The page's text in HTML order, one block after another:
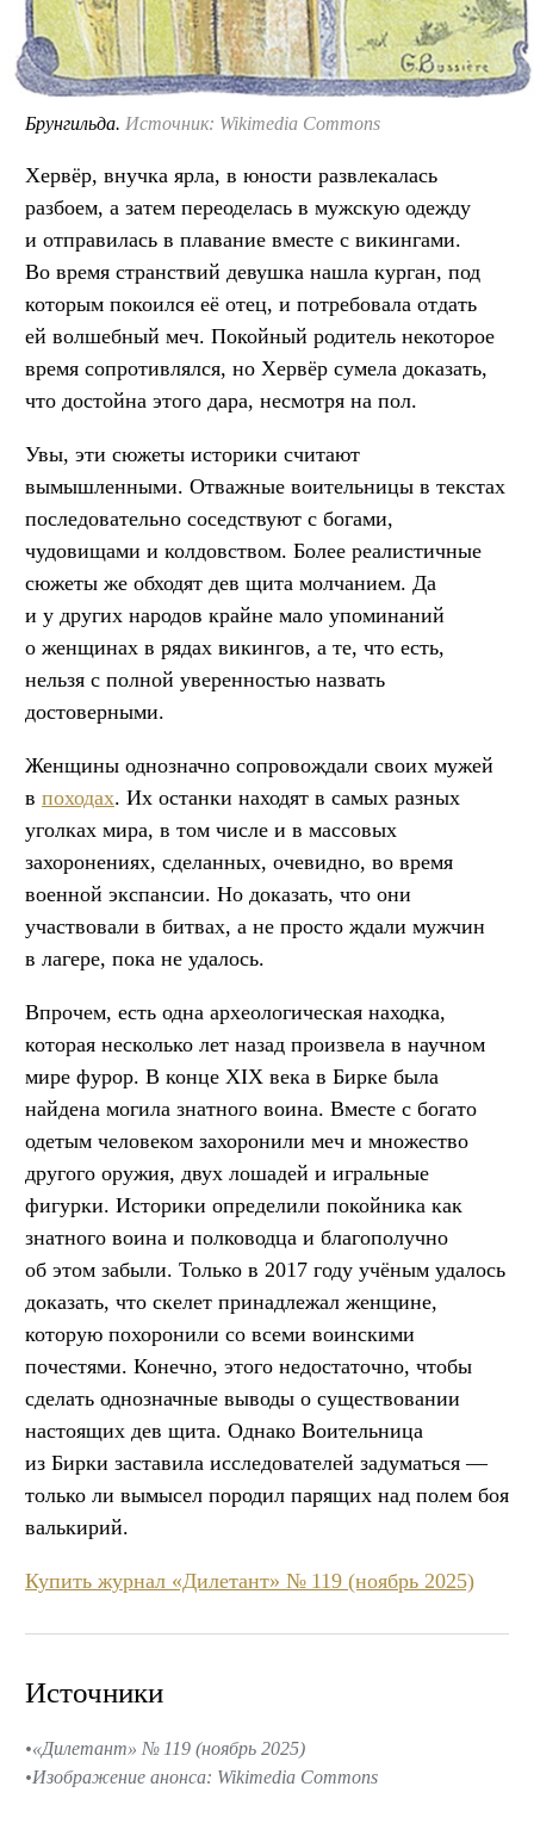
Брунгильда. Источник: Wikimedia Commons
Хервёр, внучка ярла, в юности развлекалась
разбоем, а затем переоделась в мужскую одежду
и отправилась в плавание вместе с викингами.
Во время странствий девушка нашла курган, под
которым покоился её отец, и потребовала отдать
ей волшебный меч. Покойный родитель некоторое
время сопротивлялся, но Хервёр сумела доказать,
что достойна этого дара, несмотря на пол.
Увы, эти сюжеты историки считают
вымышленными. Отважные воительницы в текстах
последовательно соседствуют с богами,
чудовищами и колдовством. Более реалистичные
сюжеты же обходят дев щита молчанием. Да
и у других народов крайне мало упоминаний
о женщинах в рядах викингов, а те, что есть,
нельзя с полной уверенностью назвать
достоверными.
Женщины однозначно сопровождали своих мужей
в походах. Их останки находят в самых разных
уголках мира, в том числе и в массовых
захоронениях, сделанных, очевидно, во время
военной экспансии. Но доказать, что они
участвовали в битвах, а не просто ждали мужчин
в лагере, пока не удалось.
Впрочем, есть одна археологическая находка,
которая несколько лет назад произвела в научном
мире фурор. В конце XIX века в Бирке была
найдена могила знатного воина. Вместе с богато
одетым человеком захоронили меч и множество
другого оружия, двух лошадей и игральные
фигурки. Историки определили покойника как
знатного воина и полководца и благополучно
об этом забыли. Только в 2017 году учёным удалось
доказать, что скелет принадлежал женщине,
которую похоронили со всеми воинскими
почестями. Конечно, этого недостаточно, чтобы
сделать однозначные выводы о существовании
настоящих дев щита. Однако Воительница
из Бирки заставила исследователей задуматься —
только ли вымысел породил парящих над полем боя
валькирий.
Купить журнал «Дилетант» № 119 (ноябрь 2025)
Источники
«Дилетант» № 119 (ноябрь 2025)
Изображение анонса: Wikimedia Commons